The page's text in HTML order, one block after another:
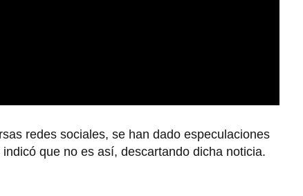
redes sociales, se han dado especulaciones
indicó que no es así, descartando dicha noticia.